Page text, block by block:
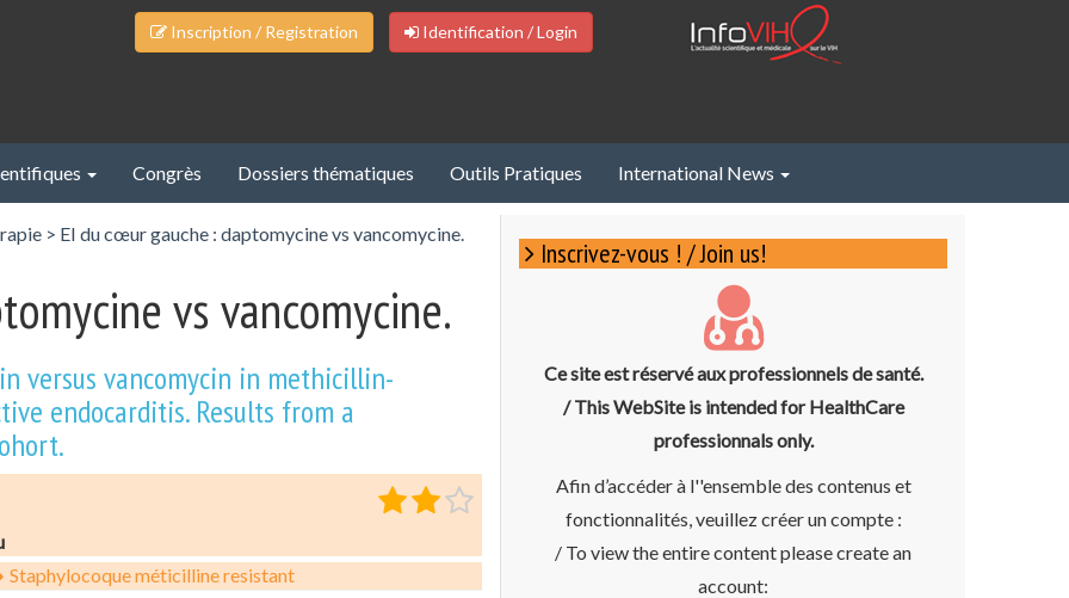
Inscription / Registration Identification / Login
Congrès Dossiers thématiques Outils Pratiques International News
> EI du cœur gauche : daptomycine vs vancomycine.
vs vancomycine.
versus vancomycin in methicillin-
endocarditis. Results from a
Staphylocoque méticilline resistant
Inscrivez-vous ! / Join us!
Ce site est réservé aux professionnels de santé.
/ This WebSite is intended for HealthCare
professionnals only.
Afin d’accéder à l''ensemble des contenus et
fonctionnalités, veuillez créer un compte :
/ To view the entire content please create an
account: